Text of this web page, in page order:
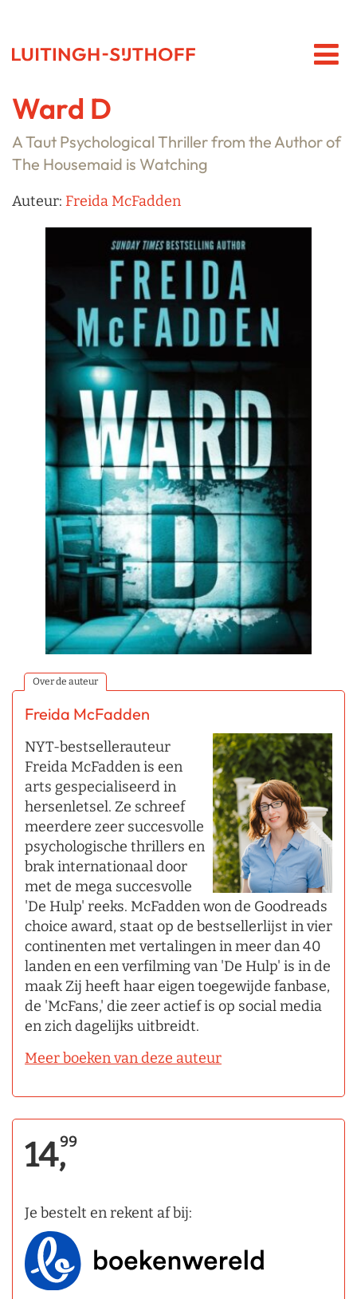
Ward D
A Taut Psychological Thriller from the Author of
The Housemaid is Watching
Auteur: Freida McFadden
Over de auteur
Freida McFadden
NYT-bestsellerauteur
Freida McFadden is een
arts gespecialiseerd in
hersenletsel. Ze schreef
meerdere zeer succesvolle
psychologische thrillers en
brak internationaal door
met de mega succesvolle
'De Hulp' reeks. McFadden won de Goodreads
choice award, staat op de bestsellerlijst in vier
continenten met vertalingen in meer dan 40
landen en een verfilming van 'De Hulp' is in de
maak Zij heeft haar eigen toegewijde fanbase,
de 'McFans,' die zeer actief is op social media
en zich dagelijks uitbreidt.
Meer boeken van deze auteur
14,99
Je bestelt en rekent af bij: